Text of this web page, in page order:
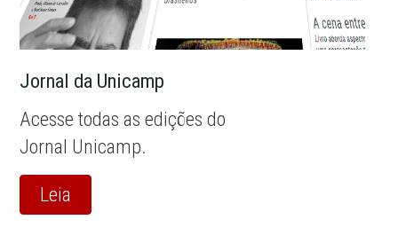
Jornal da Unicamp
Acesse todas as edições do
Jornal Unicamp.
Leia